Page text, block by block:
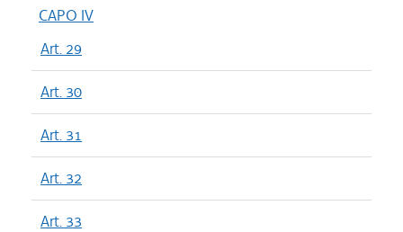
CAPO IV
Art. 29
Art. 30
Art. 31
Art. 32
Art. 33